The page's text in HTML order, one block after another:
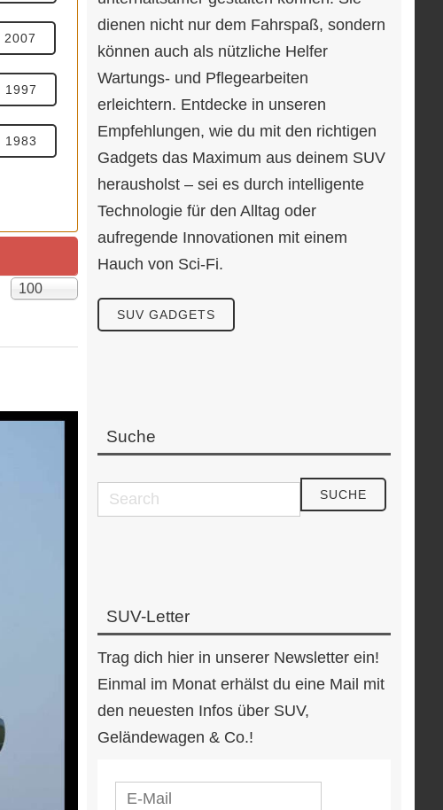
2007
1997
1983
Anzeige
100
dienen nicht nur dem Fahrspaß, sondern
können auch als nützliche Helfer
Wartungs- und Pflegearbeiten
erleichtern. Entdecke in unseren
Empfehlungen, wie du mit den richtigen
Gadgets das Maximum aus deinem SUV
herausholst – sei es durch intelligente
Technologie für den Alltag oder
aufregende Innovationen mit einem
Hauch von Sci-Fi.
SUV GADGETS
Suche
SUV-Letter
Trag dich hier in unserer Newsletter ein!
Einmal im Monat erhälst du eine Mail mit
den neuesten Infos über SUV,
Geländewagen & Co.!